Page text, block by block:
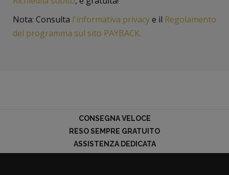
Nota: Consulta l'informativa privacye il Regolamento
del programma sul sito PAYBACK.
CONSEGNA VELOCE
RESO SEMPRE GRATUITO
ASSISTENZA DEDICATA